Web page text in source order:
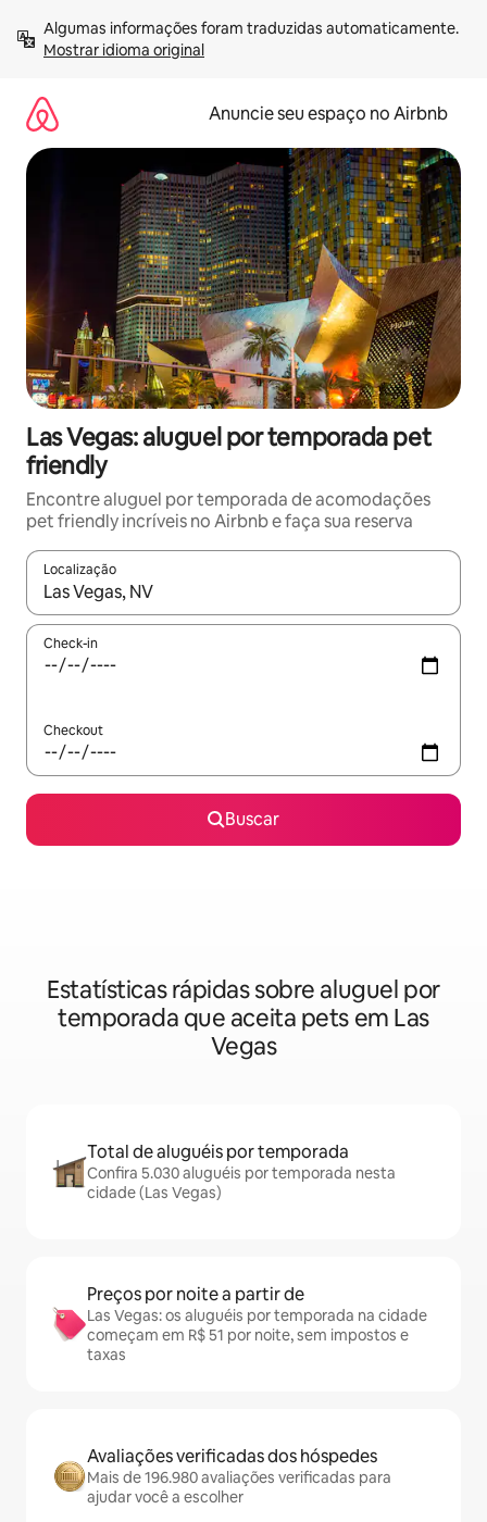
para
Mostrar idioma original
Anuncie seu espaço no Airbnb
Las Vegas: aluguel por temporada pet
friendly
Encontre aluguel por temporada de acomodações
pet friendly incríveis no Airbnb e faça sua reserva
Localização
Quando os resultados estiverem disponíveis, explore-os
Check-in
Checkout
Buscar
Estatísticas rápidas sobre aluguel por
temporada que aceita pets em Las
Vegas
Total de aluguéis por temporada
Confira 5.030 aluguéis por temporada nesta
cidade (Las Vegas)
Preços por noite a partir de
Las Vegas: os aluguéis por temporada na cidade
começam em R$ 51 por noite, sem impostos e
taxas
Avaliações verificadas dos hóspedes
Mais de 196.980 avaliações verificadas para
ajudar você a escolher